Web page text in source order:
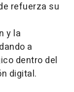
refuerza su
y la
a
dentro del
digital.